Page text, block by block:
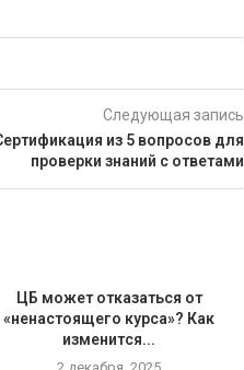
Следующая запись
из 5 вопросов для
проверки знаний с ответами
ЦБ может отказаться от
«ненастоящего курса»? Как
изменится...